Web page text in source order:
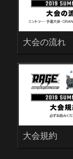
大会の流れ
大会規約